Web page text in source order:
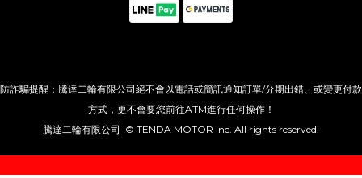
防詐騙提醒：騰達二輪有限公司絕不會以電話或簡訊通知訂單/分期出錯、或變更付款
方式，更不會要您前往ATM進行任何操作！
騰達二輪有限公司 © TENDA MOTOR Inc. All rights reserved.